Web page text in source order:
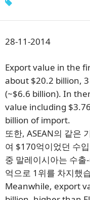
28-11-2014
Export value in the
about $20.2 billion,
(~$6.6 billion). In
value including
billion of import.
또한, ASEAN의 같은
여 $170억이었던 수
중 말레이시아는 수
억으로 1위를 차지했
Meanwhile, export